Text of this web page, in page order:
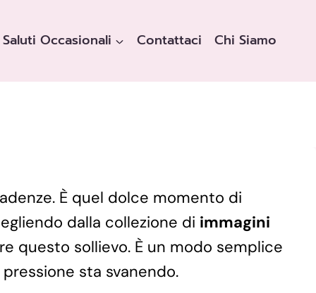
Saluti Occasionali Contattaci Chi Siamo
È quel dolce momento di
dalla collezione di immagini
questo sollievo. È un modo semplice
sta svanendo.